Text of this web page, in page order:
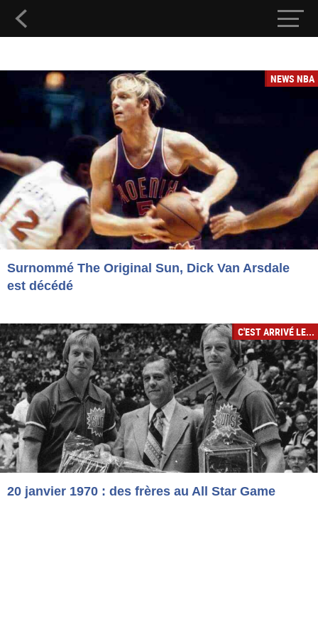
NEWS NBA
Surnommé The Original Sun, Dick Van Arsdale
est décédé
C'EST ARRIVÉ LE...
20 janvier 1970 : des frères au All Star Game